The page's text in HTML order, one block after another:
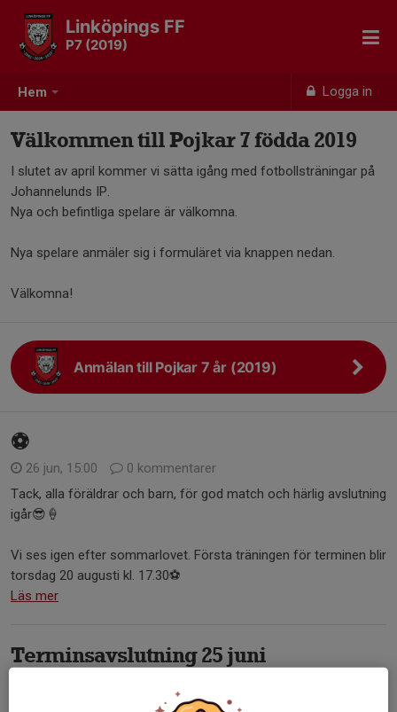
Hem Logga in
Linköpings FF
P7 (2019)
Välkommen till Pojkar 7 födda 2019
I slutet av april kommer vi sätta igång med fotbollsträningar på
Johannelunds IP.
Nya och befintliga spelare är välkomna.
Nya spelare anmäler sig i formuläret via knappen nedan.
Välkomna!
Anmälan till Pojkar 7 år (2019)
⚽️
26 jun, 15:00
0 kommentarer
Tack, alla föräldrar och barn, för god match och härlig avslutning
igår😎🍦
Vi ses igen efter sommarlovet. Första träningen för terminen blir
torsdag 20 augusti kl. 17.30⚽️
Läs mer
Terminsavslutning 25 juni
Äntligen sommarlov från skolan, men fotbollsträningen